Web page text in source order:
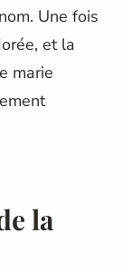
Une fois
et la
marie
la